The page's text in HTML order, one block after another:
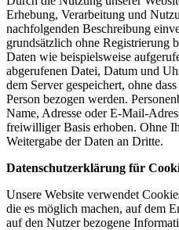
Erhebung, Verarbeitung und
nachfolgenden Beschreibung
grundsätzlich ohne Registrierung
Daten wie beispielsweise
abgerufenen Datei, Datum und
dem Server gespeichert, ohne
Person bezogen werden.
Name, Adresse oder E-Mail-
freiwilliger Basis erhoben. Ohne
Weitergabe der Daten an Dritte.
Datenschutzerklärung für
Unsere Website verwendet
die es möglich machen, auf dem
auf den Nutzer bezogene